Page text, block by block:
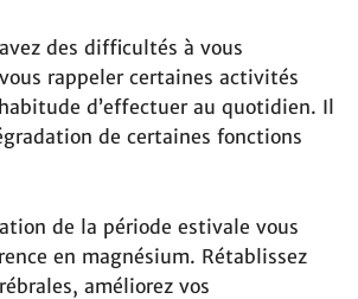
des difficultés à vous
rappeler certaines activités
d’effectuer au quotidien. Il
de certaines fonctions
de la période estivale vous
en magnésium. Rétablissez
améliorez vos